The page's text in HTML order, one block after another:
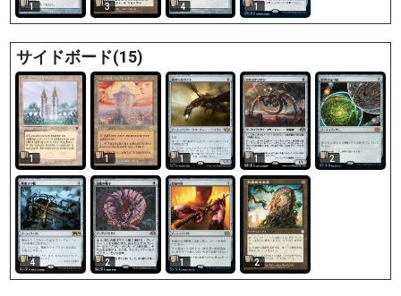
1 3 4 1
サイドボード(15)
1 1 1 1 2
4 2 1 2